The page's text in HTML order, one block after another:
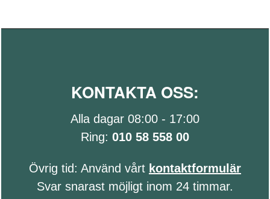
KONTAKTA OSS:
Alla dagar 08:00 - 17:00
Ring: 010 58 558 00
Övrig tid: Använd vårt kontaktformulär
Svar snarast möjligt inom 24 timmar.